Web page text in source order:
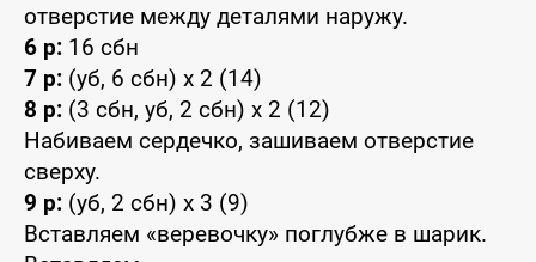
отверстие между деталями наружу.
6 р: 16 сбн
7 р: (уб, 6 сбн) x 2 (14)
8 р: (3 сбн, уб, 2 сбн) x 2 (12)
Набиваем сердечко, зашиваем отверстие
сверху.
9 р: (уб, 2 сбн) x 3 (9)
Вставляем «веревочку» поглубже в шарик.